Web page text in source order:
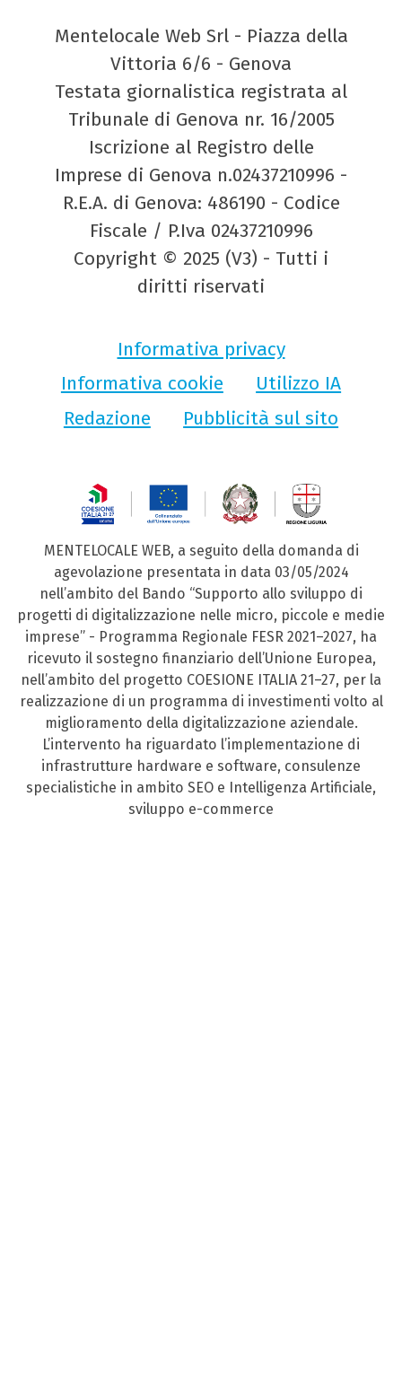
Mentelocale Web Srl - Piazza della
Vittoria 6/6 - Genova
Testata giornalistica registrata al
Tribunale di Genova nr. 16/2005
Iscrizione al Registro delle
Imprese di Genova n.02437210996 -
R.E.A. di Genova: 486190 - Codice
Fiscale / P.Iva 02437210996
Copyright © 2025 (V3) - Tutti i
diritti riservati
Informativa privacy
Informativa cookie
Utilizzo IA
Redazione
Pubblicità sul sito
MENTELOCALE WEB, a seguito della domanda di
agevolazione presentata in data 03/05/2024
nell’ambito del Bando “Supporto allo sviluppo di
progetti di digitalizzazione nelle micro, piccole e medie
imprese” - Programma Regionale FESR 2021–2027, ha
ricevuto il sostegno finanziario dell’Unione Europea,
nell’ambito del progetto COESIONE ITALIA 21–27, per la
realizzazione di un programma di investimenti volto al
miglioramento della digitalizzazione aziendale.
L’intervento ha riguardato l’implementazione di
infrastrutture hardware e software, consulenze
specialistiche in ambito SEO e Intelligenza Artificiale,
sviluppo e-commerce